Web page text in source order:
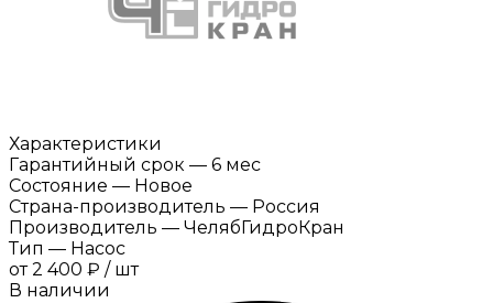
Характеристики
Гарантийный срок — 6 мес
Состояние — Новое
Страна-производитель — Россия
Производитель — ЧелябГидроКран
Тип — Насос
от 2 400 ₽ / шт
В наличии